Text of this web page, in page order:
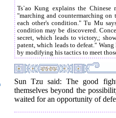
Ts`ao Kung explains the
"marching and countermarching
each other's condition." Tu Mu
condition may be discovered.
secret, which leads to victory,;
patent, which leads to defeat." Wang
by modifying his tactics to meet
Sun Tzu said: The good
themselves beyond the
waited for an opportunity of